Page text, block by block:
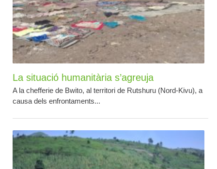
La situació humanitària s’agreuja
A la chefferie de Bwito, al territori de Rutshuru (Nord-Kivu), a
causa dels enfrontaments...